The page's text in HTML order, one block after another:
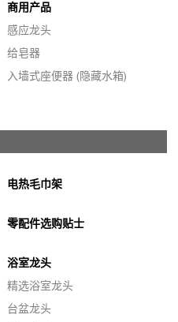
商用产品
感应龙头
给皂器
入墙式座便器 (隐藏水箱)
电热毛巾架
零配件选购贴士
浴室龙头
精选浴室龙头
台盆龙头